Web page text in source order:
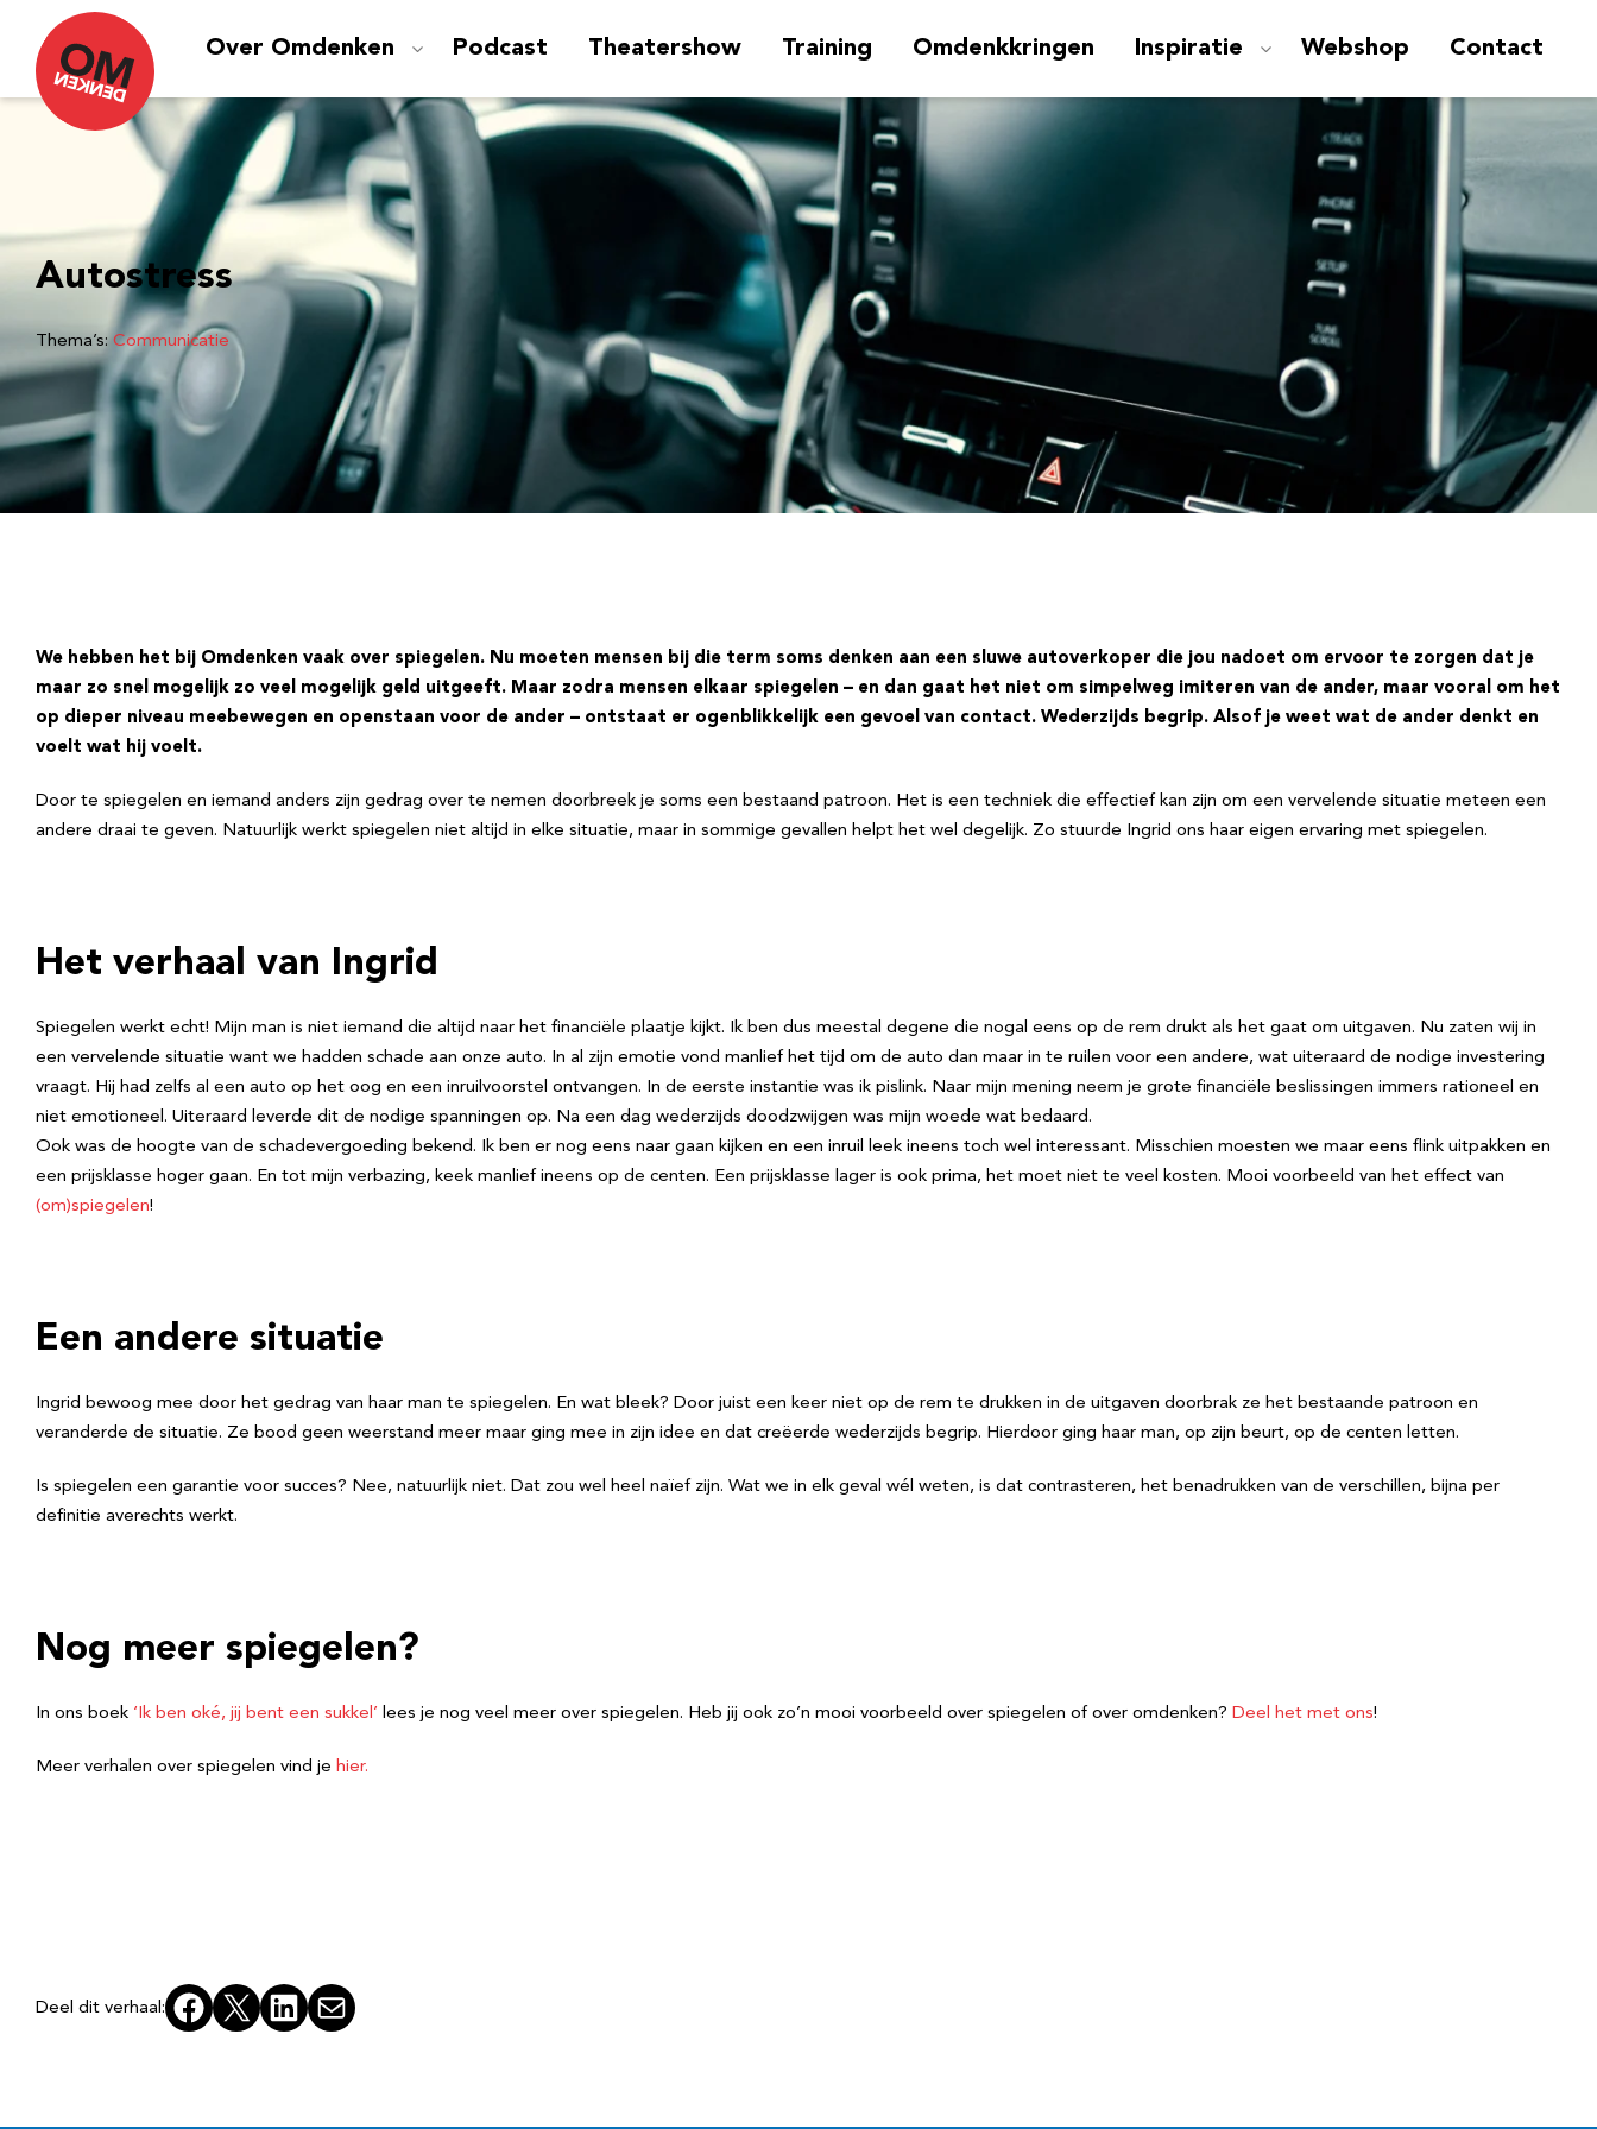
Over Omdenken Podcast Theatershow Training Omdenkkringen Inspiratie Webshop Contact
Autostress
Thema’s: Communicatie
We hebben het bij Omdenken vaak over spiegelen. Nu moeten mensen bij die term soms denken aan een sluwe autoverkoper die jou nadoet om ervoor te zorgen dat je
maar zo snel mogelijk zo veel mogelijk geld uitgeeft. Maar zodra mensen elkaar spiegelen – en dan gaat het niet om simpelweg imiteren van de ander, maar vooral om het
op dieper niveau meebewegen en openstaan voor de ander – ontstaat er ogenblikkelijk een gevoel van contact. Wederzijds begrip. Alsof je weet wat de ander denkt en
voelt wat hij voelt.
Door te spiegelen en iemand anders zijn gedrag over te nemen doorbreek je soms een bestaand patroon. Het is een techniek die effectief kan zijn om een vervelende situatie meteen een
andere draai te geven. Natuurlijk werkt spiegelen niet altijd in elke situatie, maar in sommige gevallen helpt het wel degelijk. Zo stuurde Ingrid ons haar eigen ervaring met spiegelen.
Het verhaal van Ingrid
Spiegelen werkt echt! Mijn man is niet iemand die altijd naar het financiële plaatje kijkt. Ik ben dus meestal degene die nogal eens op de rem drukt als het gaat om uitgaven. Nu zaten wij in
een vervelende situatie want we hadden schade aan onze auto. In al zijn emotie vond manlief het tijd om de auto dan maar in te ruilen voor een andere, wat uiteraard de nodige investering
vraagt. Hij had zelfs al een auto op het oog en een inruilvoorstel ontvangen. In de eerste instantie was ik pislink. Naar mijn mening neem je grote financiële beslissingen immers rationeel en
niet emotioneel. Uiteraard leverde dit de nodige spanningen op. Na een dag wederzijds doodzwijgen was mijn woede wat bedaard.
Ook was de hoogte van de schadevergoeding bekend. Ik ben er nog eens naar gaan kijken en een inruil leek ineens toch wel interessant. Misschien moesten we maar eens flink uitpakken en
een prijsklasse hoger gaan. En tot mijn verbazing, keek manlief ineens op de centen. Een prijsklasse lager is ook prima, het moet niet te veel kosten. Mooi voorbeeld van het effect van
(om)spiegelen!
Een andere situatie
Ingrid bewoog mee door het gedrag van haar man te spiegelen. En wat bleek? Door juist een keer niet op de rem te drukken in de uitgaven doorbrak ze het bestaande patroon en
veranderde de situatie. Ze bood geen weerstand meer maar ging mee in zijn idee en dat creëerde wederzijds begrip. Hierdoor ging haar man, op zijn beurt, op de centen letten.
Is spiegelen een garantie voor succes? Nee, natuurlijk niet. Dat zou wel heel naïef zijn. Wat we in elk geval wél weten, is dat contrasteren, het benadrukken van de verschillen, bijna per
definitie averechts werkt.
Nog meer spiegelen?
In ons boek ‘Ik ben oké, jij bent een sukkel’ lees je nog veel meer over spiegelen. Heb jij ook zo’n mooi voorbeeld over spiegelen of over omdenken? Deel het met ons!
Meer verhalen over spiegelen vind je hier.
Deel dit verhaal: Facebook
X LinkedInE-mail